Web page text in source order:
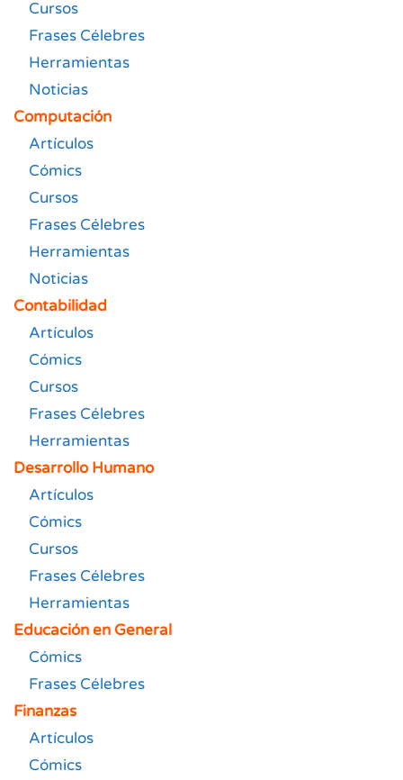
Cursos
Frases Célebres
Herramientas
Noticias
Computación
Artículos
Cómics
Cursos
Frases Célebres
Herramientas
Noticias
Contabilidad
Artículos
Cómics
Cursos
Frases Célebres
Herramientas
Desarrollo Humano
Artículos
Cómics
Cursos
Frases Célebres
Herramientas
Educación en General
Cómics
Frases Célebres
Finanzas
Artículos
Cómics